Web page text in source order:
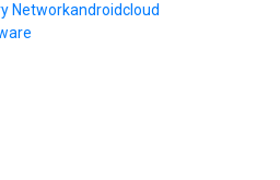
Networkandroidcloud